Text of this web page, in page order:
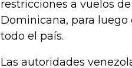
restricciones a vuelos
Dominicana, para
todo el país.
Las autoridades